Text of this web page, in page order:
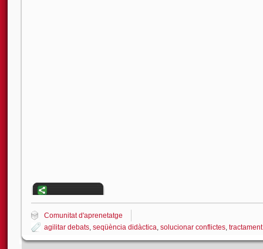
Comunitat d'aprenetatge
agilitar debats, seqüència didàctica, solucionar conflictes,